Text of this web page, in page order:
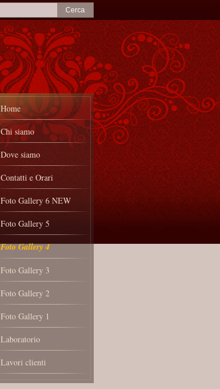
Home
Chi siamo
Dove siamo
Contatti e Orari
Foto Gallery 6 NEW
Foto Gallery 5
Foto Gallery 4
Foto Gallery 3
Foto Gallery 2
Foto Gallery 1
Laboratorio
Lavori clienti